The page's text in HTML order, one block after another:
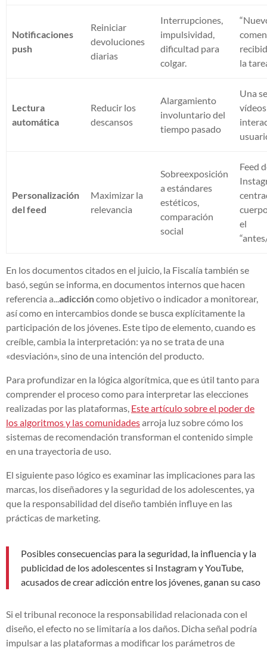
Notificaciones
push
Reiniciar
devoluciones
diarias
Interrupciones,
impulsividad,
dificultad para
colgar.
la
Lectura
automática
Reducir los
descansos
Alargamiento
involuntario del
tiempo pasado
Una
Personalización
del feed
Maximizar la
relevancia
Sobreexposición
a estándares
estéticos,
comparación
social
Feed
el
En los documentos citados en el juicio, la Fiscalía también se
basó, según se informa, en documentos internos que hacen
referencia a... adiccióncomo objetivo o indicador a monitorear,
así como en intercambios donde se busca explícitamente la
participación de los jóvenes. Este tipo de elemento, cuando es
creíble, cambia la interpretación: ya no se trata de una
«desviación», sino de una intención del producto.
Para profundizar en la lógica algorítmica, que es útil tanto para
comprender el proceso como para interpretar las elecciones
realizadas por las plataformas, Este artículo sobre el poder de
los algoritmos y las comunidadesarroja luz sobre cómo los
sistemas de recomendación transforman el contenido simple
en una trayectoria de uso.
El siguiente paso lógico es examinar las implicaciones para las
marcas, los diseñadores y la seguridad de los adolescentes, ya
que la responsabilidad del diseño también influye en las
prácticas de marketing.
Posibles consecuencias para la seguridad, la influencia y la
publicidad de los adolescentes si Instagram y YouTube,
acusados de crear adicción entre los jóvenes, ganan su caso
Si el tribunal reconoce la responsabilidad relacionada con el
diseño, el efecto no se limitaría a los daños. Dicha señal podría
impulsar a las plataformas a modificar los parámetros de